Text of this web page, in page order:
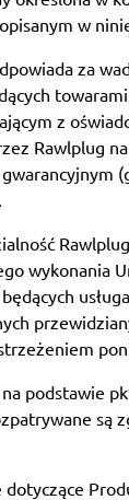
w
za
z
Rawlplug
wykonania
podstawie
są
dotyczące